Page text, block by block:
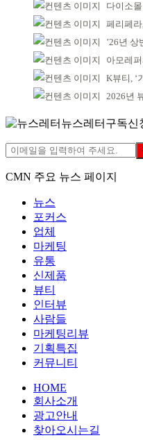
다이소
페리페라,
’26년 상반
아모레퍼
K뷰티, ‘가
2026년 뷰
뉴스레터구독신
CMN 주요 뉴스 페이지
뉴스
포커스
업체
마케팅
유통
신제품
뷰티
인터뷰
사람들
마케팅리뷰
기획특집
커뮤니티
HOME
회사소개
광고안내
찾아오시는길